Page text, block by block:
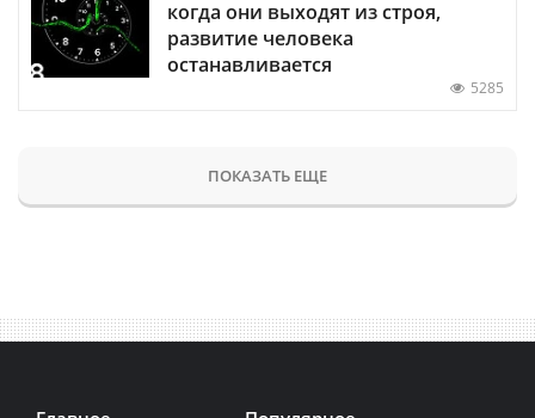
когда они выходят из строя,
развитие человека
останавливается
5285
ПОКАЗАТЬ ЕЩЕ